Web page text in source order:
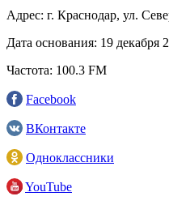
Адрес: г. Краснодар, ул.
Дата основания: 19 декабря
Частота: 100.3 FM
Facebook
ВКонтакте
Одноклассники
YouTube